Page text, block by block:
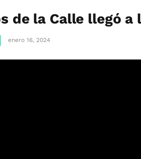
de la Calle llegó a
enero 16, 2024